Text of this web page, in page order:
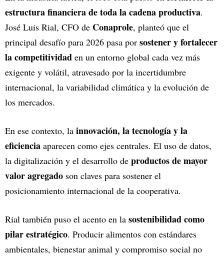
estructura financiera de toda la cadena productiva.
José Luis Rial, CFO de Conaprole, planteó que el
principal desafío para 2026 pasa por sostener y fortalecer
la competitividad en un entorno global cada vez más
exigente y volátil, atravesado por la incertidumbre
internacional, la variabilidad climática y la evolución de
los mercados.
En ese contexto, la innovación, la tecnología y la
eficiencia aparecen como ejes centrales. El uso de datos,
la digitalización y el desarrollo de productos de mayor
valor agregado son claves para sostener el
posicionamiento internacional de la cooperativa.
Rial también puso el acento en la sostenibilidad como
pilar estratégico. Producir alimentos con estándares
ambientales, bienestar animal y compromiso social no